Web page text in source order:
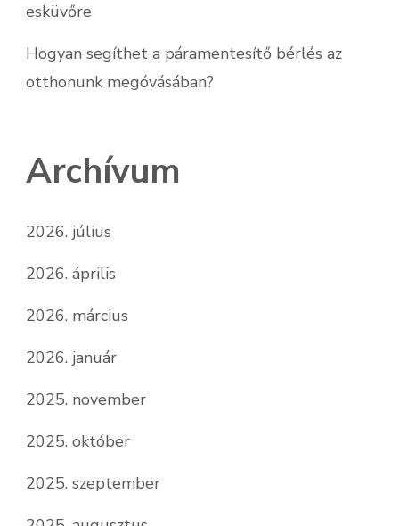
esküvőre
Hogyan segíthet a páramentesítő bérlés az
otthonunk megóvásában?
Archívum
2026. július
2026. április
2026. március
2026. január
2025. november
2025. október
2025. szeptember